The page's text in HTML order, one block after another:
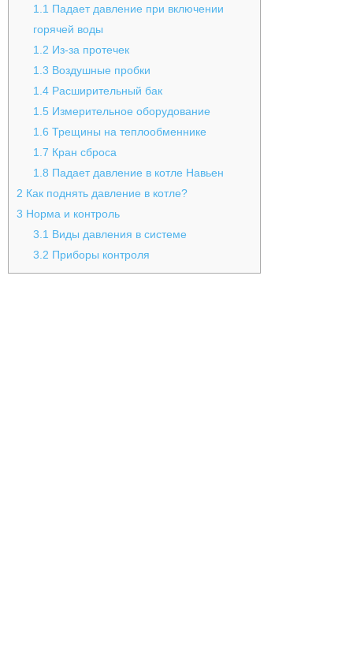
1.1 Падает давление при включении
горячей воды
1.2 Из-за протечек
1.3 Воздушные пробки
1.4 Расширительный бак
1.5 Измерительное оборудование
1.6 Трещины на теплообменнике
1.7 Кран сброса
1.8 Падает давление в котле Навьен
2 Как поднять давление в котле?
3 Норма и контроль
3.1 Виды давления в системе
3.2 Приборы контроля